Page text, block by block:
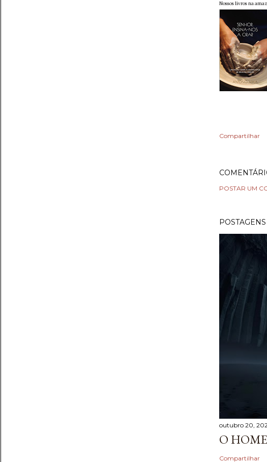
Nossos livros na
Compartilhar
POSTAR UM
outubro 20,
O
Compartilhar